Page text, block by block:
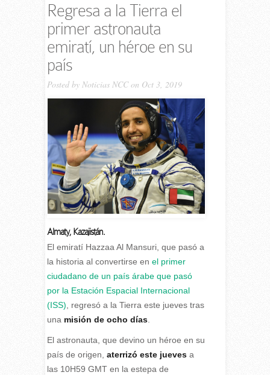
Regresa a la Tierra el
primer astronauta
emiratí, un héroe en su
país
Posted by Noticias NCCon Oct 3, 2019
Almaty, Kazajistán.
El emiratí Hazzaa Al Mansuri, que pasó a
la historia al convertirse en el primer
ciudadano de un país árabe que pasó
por la Estación Espacial Internacional
(ISS) , regresó a la Tierra este jueves tras
una misión de ocho días.
El astronauta, que devino un héroe en su
país de origen, aterrizó este juevesa
las 10H59 GMT en la estepa de